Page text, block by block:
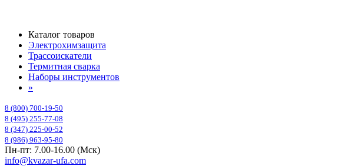
Каталог товаров
Электрохимзащита
Трассоискатели
Термитная сварка
Наборы инструментов
»
8 (800) 700-19-50
8 (495) 255-77-08
8 (347) 225-00-52
8 (986) 963-95-80
Пн-пт: 7.00-16.00 (Мск)
info@kvazar-ufa.com